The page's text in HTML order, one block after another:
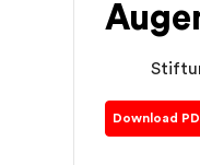
Download